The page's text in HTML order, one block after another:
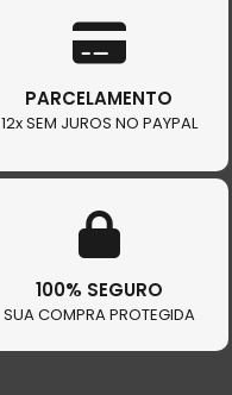
PARCELAMENTO
12x SEM JUROS NO PAYPAL
100% SEGURO
SUA COMPRA PROTEGIDA